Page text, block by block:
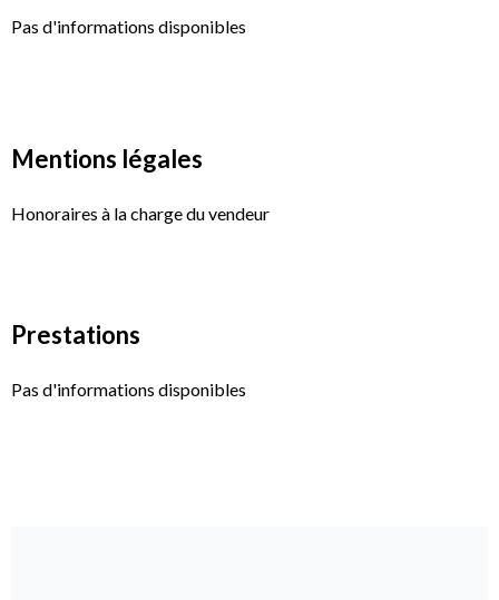
Pas d'informations disponibles
Mentions légales
Honoraires à la charge du vendeur
Prestations
Pas d'informations disponibles